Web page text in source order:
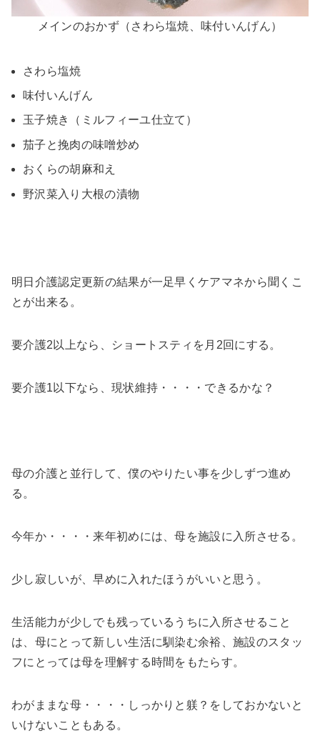
メインのおかず（さわら塩焼、味付いんげん）
さわら塩焼
味付いんげん
玉子焼き（ミルフィーユ仕立て）
茄子と挽肉の味噌炒め
おくらの胡麻和え
野沢菜入り大根の漬物
明日介護認定更新の結果が一足早くケアマネから聞くこ
とが出来る。
要介護2以上なら、ショートスティを月2回にする。
要介護1以下なら、現状維持・・・・できるかな？
母の介護と並行して、僕のやりたい事を少しずつ進め
る。
今年か・・・・来年初めには、母を施設に入所させる。
少し寂しいが、早めに入れたほうがいいと思う。
生活能力が少しでも残っているうちに入所させること
は、母にとって新しい生活に馴染む余裕、施設のスタッ
フにとっては母を理解する時間をもたらす。
わがままな母・・・・しっかりと躾？をしておかないと
いけないこともある。